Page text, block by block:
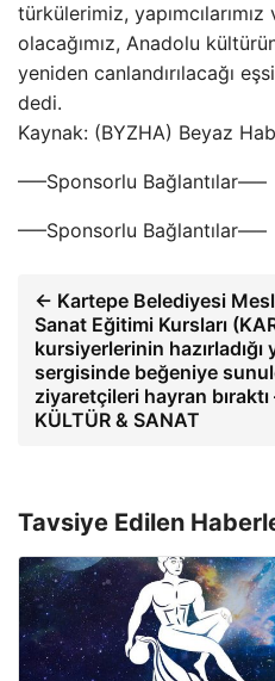
türkülerimiz,
olacağımız, Anadolu
yeniden canlandırılacağı
dedi.
Kaynak: (BYZHA) Beyaz
—–Sponsorlu Bağlantılar—–
—–Sponsorlu Bağlantılar—–
← Kartepe Belediyesi
Sanat Eğitimi Kursları
kursiyerlerinin hazırladığı
sergisinde beğeniye
ziyaretçileri hayran bıraktı
KÜLTÜR & SANAT
Tavsiye Edilen